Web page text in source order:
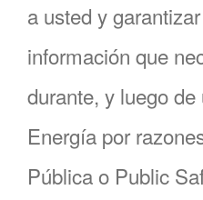
a usted y
información que
durante, y luego
Energía por
Pública o Public